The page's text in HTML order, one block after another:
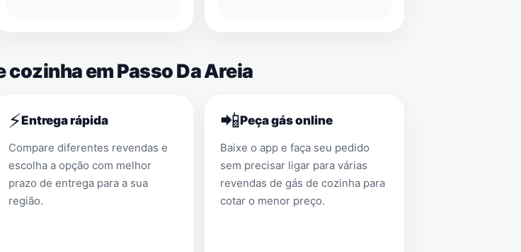
cozinha em Passo Da Areia
⚡Entrega rápida
Compare diferentes revendas e
escolha a opção com melhor
prazo de entrega para a sua
região.
📲Peça gás online
Baixe o app e faça seu pedido
sem precisar ligar para várias
revendas de gás de cozinha para
cotar o menor preço.